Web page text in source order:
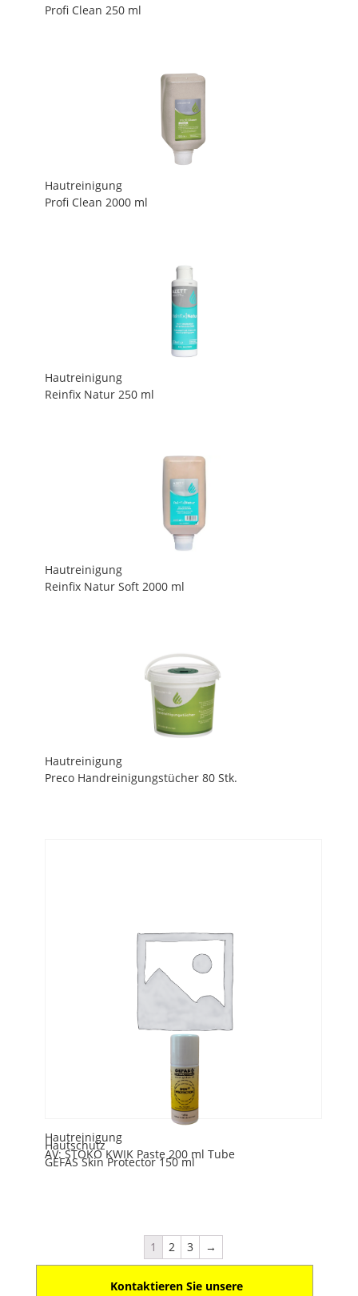
Profi Clean 250 ml
Hautreinigung
Profi Clean 2000 ml
Hautreinigung
Reinfix Natur 250 ml
Hautreinigung
Reinfix Natur Soft 2000 ml
Hautreinigung
Preco Handreinigungstücher 80 Stk.
Hautreinigung
AV: STOKO KWIK Paste 200 ml Tube
Hautschutz
GEFAS Skin Protector 150 ml
1 2 3 →
Kontaktieren Sie unsere